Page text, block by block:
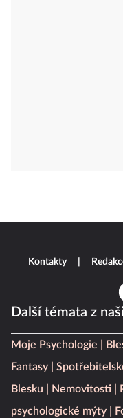
Další témata z
Moje Psychologie
Fantasy
Blesku
Nemovitosti
psychologické mýty
Kontakty